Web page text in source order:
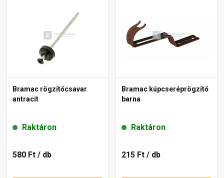
Bramac rögzítőcsavar
antracit
Raktáron
580 Ft / db
Bramac kúpcseréprögzítő
barna
Raktáron
215 Ft / db